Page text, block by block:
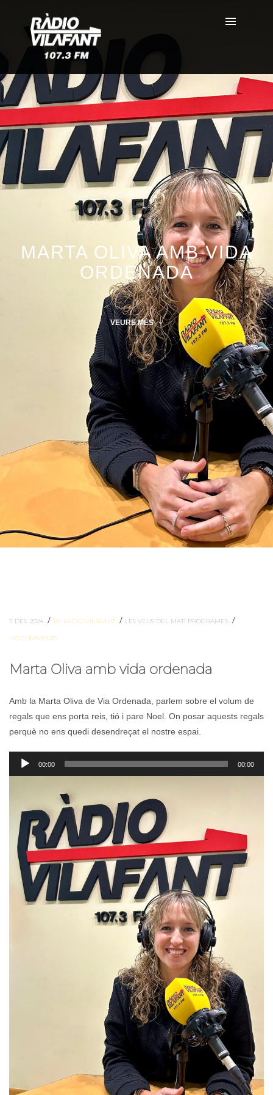
MARTA OLIVA AMB VIDA
ORDENADA
VEURE MÉS
11 DES. 2024 / BY RADIO VILAFANT / LES VEUS DEL MATÍ PROGRAMES /
NO COMMENTS
Marta Oliva amb vida ordenada
Amb la Marta Oliva de Via Ordenada, parlem sobre el volum de
regals que ens porta reis, tió i pare Noel. On posar aquests regals
perquè no ens quedi desendreçat el nostre espai.
Reproductor
d'àudio
00:00 00:00